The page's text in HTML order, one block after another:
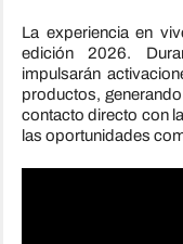
La experiencia en
edición 2026.
impulsarán
productos,
contacto directo con
las oportunidades